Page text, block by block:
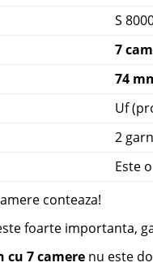
S
7
74
Uf
2
Este
conteaza!
foarte importanta,
cu 7 camere nu este